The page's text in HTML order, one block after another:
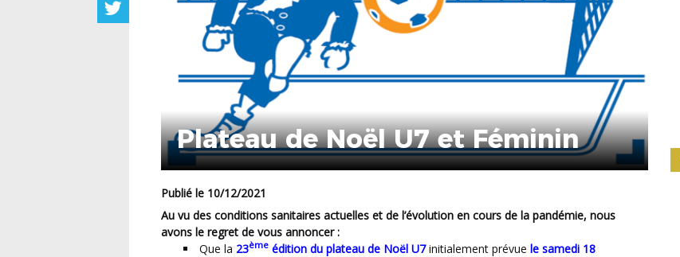
Plateau de Noël U7 et Féminin
Publié le 10/12/2021
Au vu des conditions sanitaires actuelles et de l’évolution en cours de la pandémie, nous
avons le regret de vous annoncer :
Que la 23ème édition du plateau de Noël U7initialement prévue le samedi 18